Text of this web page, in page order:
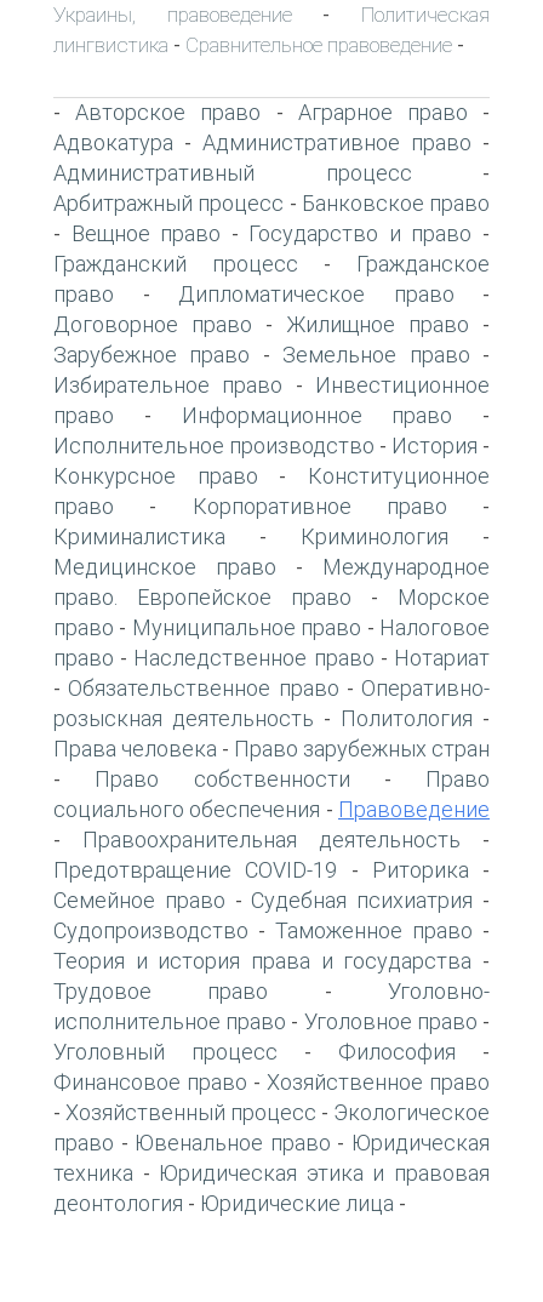
Украины, правоведение- Политическая
лингвистика - Сравнительное правоведение -
-Авторское право - Аграрное право -
Адвокатура - Административное право -
Административный процесс -
Арбитражный процесс - Банковское право
- Вещное право - Государство и право -
Гражданский процесс -
Гражданское
право - Дипломатическое право -
Договорное право - Жилищное право -
Зарубежное право - Земельное право -
Избирательное право -
Инвестиционное
право - Информационное право -
Исполнительное производство - История -
Конкурсное право -
Конституционное
право - Корпоративное право -
Криминалистика - Криминология -
Медицинское право -
Международное
право. Европейское право -
Морское
право - Муниципальное право - Налоговое
право - Наследственное право - Нотариат
- Обязательственное право - Оперативно-
розыскная деятельность - Политология -
Права человека - Право зарубежных стран
- Право собственности -
Право
социального обеспечения - Правоведение
- Правоохранительная деятельность -
Предотвращение COVID-19 - Риторика -
Семейное право - Судебная психиатрия -
Судопроизводство - Таможенное право -
Теория и история права и государства -
Трудовое право -Уголовно-
исполнительное право - Уголовное право -
Уголовный процесс - Философия -
Финансовое право - Хозяйственное право
- Хозяйственный процесс - Экологическое
право - Ювенальное право - Юридическая
техника - Юридическая этика и правовая
деонтология - Юридические лица -